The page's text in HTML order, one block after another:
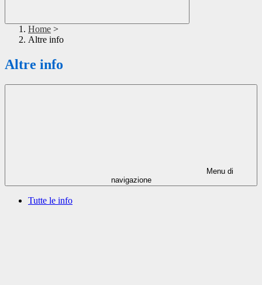
Home >
Altre info
Altre info
Menu di
navigazione
Tutte le info